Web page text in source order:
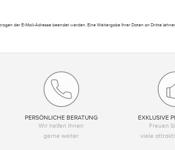
der E-Mail-Adresse beendet werden. Eine Weitergabe Ihrer Daten an Dritte
PERSÖNLICHE BERATUNG
Wir helfen Ihnen
gerne weiter
EXKLUSIVE
Freuen
viele